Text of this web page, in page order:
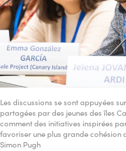
Les discussions se sont appuyées
partagées par des jeunes des îles
comment des initiatives inspirées
favoriser une plus grande cohésion
Simon Pugh